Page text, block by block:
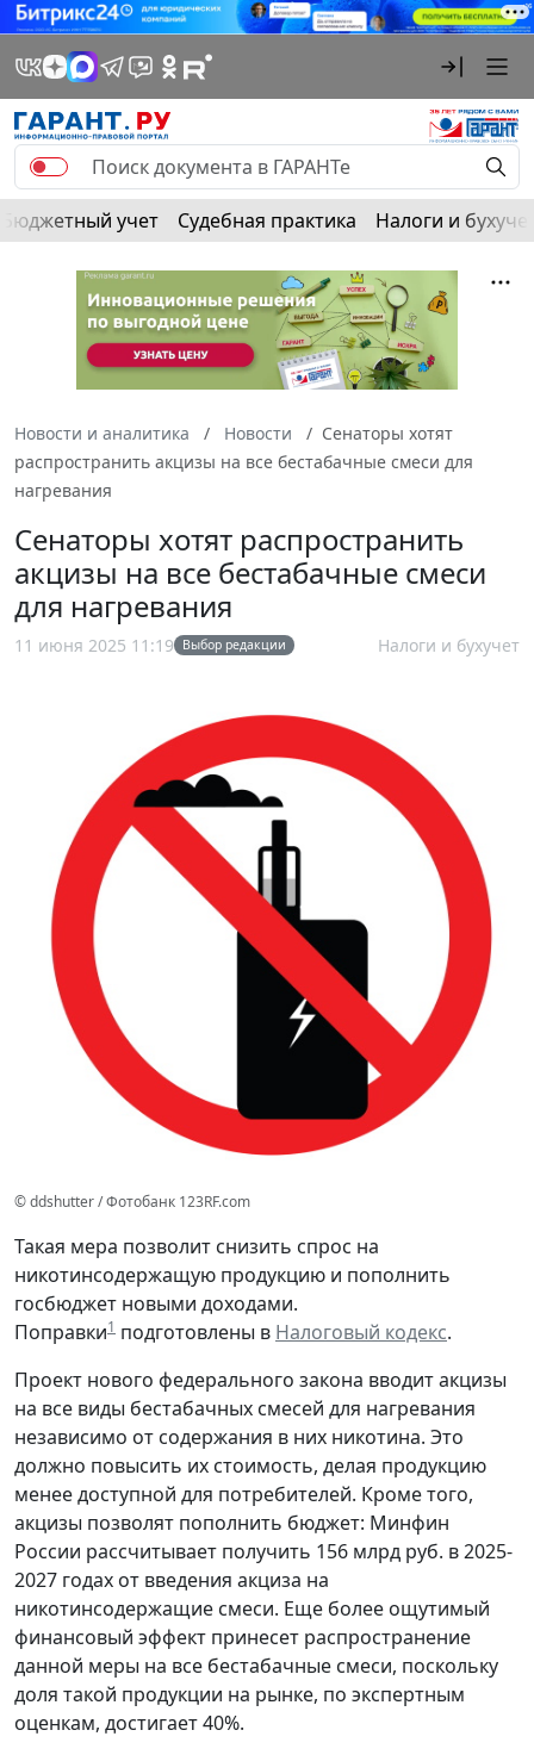
Бюджетный учет Судебная практика Налоги и
Новости и аналитика Новости
Сенаторы хотят
распространить акцизы на все бестабачные смеси для
нагревания
Сенаторы хотят распространить
акцизы на все бестабачные смеси
для нагревания
11 июня 2025 11:19 Выбор редакции Налоги и бухучет
© ddshutter / Фотобанк 123RF.com
Такая мера позволит снизить спрос на
никотинсодержащую продукцию и пополнить
госбюджет новыми доходами.
Поправки1 подготовлены в Налоговый кодекс.
Проект нового федерального закона вводит акцизы
на все виды бестабачных смесей для нагревания
независимо от содержания в них никотина. Это
должно повысить их стоимость, делая продукцию
менее доступной для потребителей. Кроме того,
акцизы позволят пополнить бюджет: Минфин
России рассчитывает получить 156 млрд руб. в 2025-
2027 годах от введения акциза на
никотинсодержащие смеси. Еще более ощутимый
финансовый эффект принесет распространение
данной меры на все бестабачные смеси, поскольку
доля такой продукции на рынке, по экспертным
оценкам, достигает 40%.